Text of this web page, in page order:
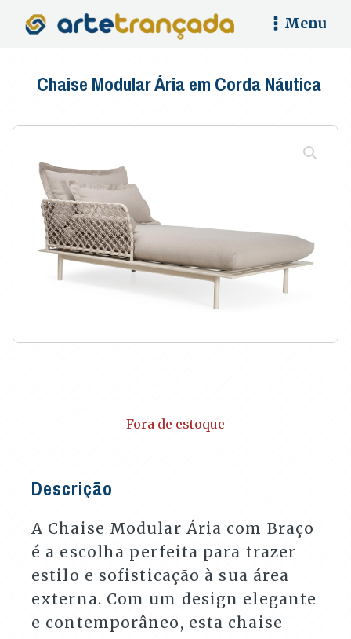
Menu
Chaise Modular Ária em Corda Náutica
Fora de estoque
Descrição
A Chaise Modular Ária com Braço
é a escolha perfeita para trazer
estilo e sofisticação à sua área
externa. Com um design elegante
e contemporâneo, esta chaise